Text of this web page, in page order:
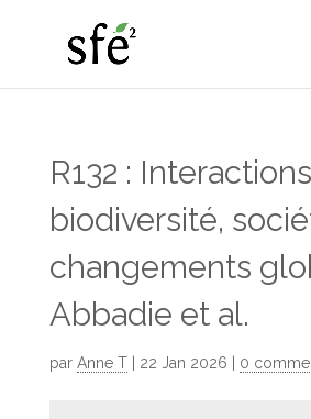
R132 :
biodiversité,
changements
Abbadie et al.
par Anne T| 22 Jan 2026 0